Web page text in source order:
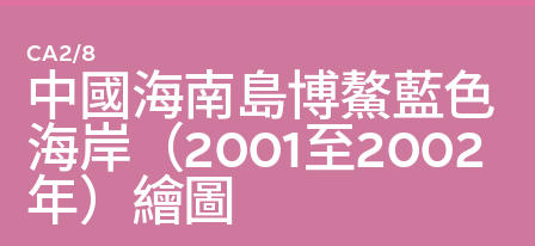
CA2/8
中國海南島博鰲藍色
海岸（2001至2002
年）繪圖